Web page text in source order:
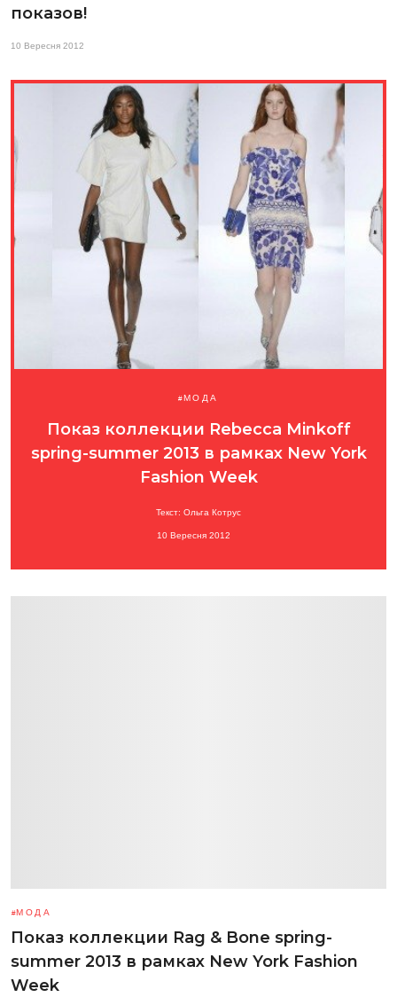
показов!
10 Вересня 2012
МОДА
Показ коллекции Rebecca Minkoff
spring-summer 2013 в рамках New York
Fashion Week
Текст: Ольга Котрус
10 Вересня 2012
МОДА
Показ коллекции Rag & Bone spring-
summer 2013 в рамках New York Fashion
Week